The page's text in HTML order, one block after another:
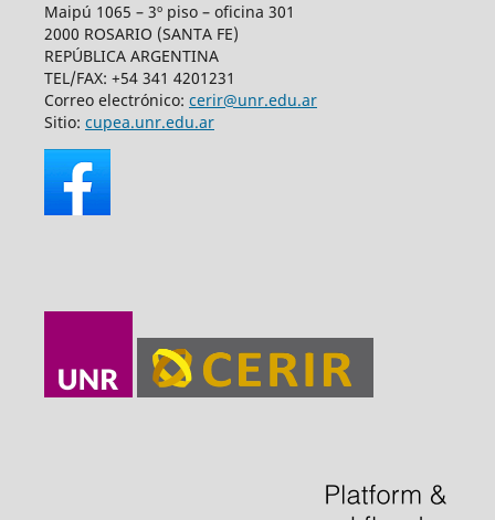
Maipú 1065 – 3º piso – oficina 301
2000 ROSARIO (SANTA FE)
REPÚBLICA ARGENTINA
TEL/FAX: +54 341 4201231
Correo electrónico: cerir@unr.edu.ar
Sitio: cupea.unr.edu.ar